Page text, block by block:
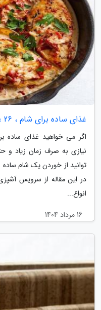
غذای ساده برای شام ، 26 غذای سریع و سبک برای شام
اگر می خواهید غذای ساده
نیازی به صرف زمان زیاد و
توانید از خوردن یک شام
در این مقاله از سرویس
انواع...
16 مرداد 1404